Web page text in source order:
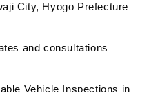
City, Hyogo Prefecture
and consultations
Vehicle Inspections in